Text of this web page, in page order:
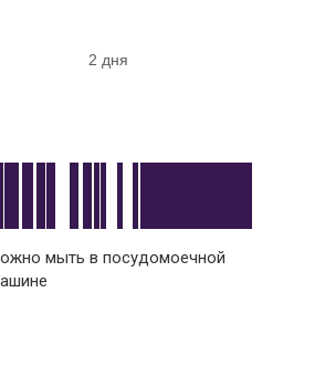
2 дня
мыть в посудомоечной